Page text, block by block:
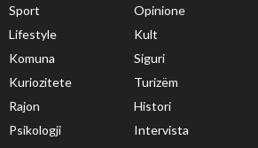
Sport
Opinione
Lifestyle
Kult
Komuna
Siguri
Kuriozitete
Turizëm
Rajon
Histori
Psikologji
Intervista